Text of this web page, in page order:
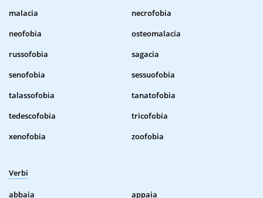
malacia
necrofobia
neofobia
osteomalacia
russofobia
sagacia
senofobia
sessuofobia
talassofobia
tanatofobia
tedescofobia
tricofobia
xenofobia
zoofobia
Verbi
abbaia
appaia